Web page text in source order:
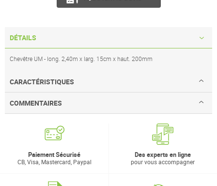
DÉTAILS
Chevêtre UM - long. 2,40m x larg. 15cm x haut. 200mm
CARACTÉRISTIQUES
COMMENTAIRES
Paiement Sécurisé
CB, Visa, Mastercard, Paypal
Des experts en ligne
pour vous accompagner